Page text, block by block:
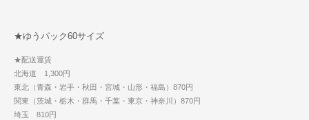
★ゆうパック60サイズ
★配送運賃
北海道 1,300円
東北（青森・岩手・秋田・宮城・山形・福島）870円
関東（茨城・栃木・群馬・千葉・東京・神奈川）870円
埼玉 810円